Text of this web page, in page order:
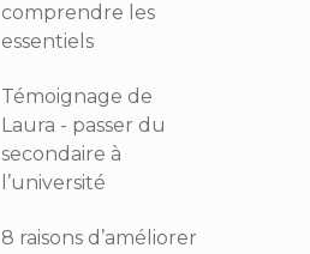
comprendre les
essentiels
Témoignage de
Laura - passer du
secondaire à
l’université
8 raisons d’améliorer